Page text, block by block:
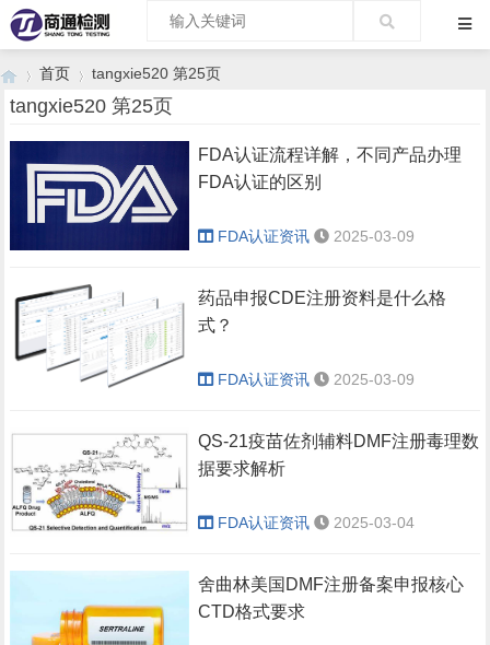
首页
›
tangxie520 第25页
tangxie520 第25页
FDA认证流程详解，不同产品办理
FDA认证的区别
FDA认证资讯 2025-03-09
药品申报CDE注册资料是什么格
式？
FDA认证资讯 2025-03-09
QS-21疫苗佐剂辅料DMF注册毒理数
据要求解析
FDA认证资讯 2025-03-04
舍曲林美国DMF注册备案申报核心
CTD格式要求